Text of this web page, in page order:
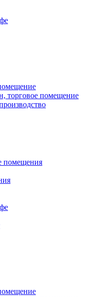
торговое помещение
помещения